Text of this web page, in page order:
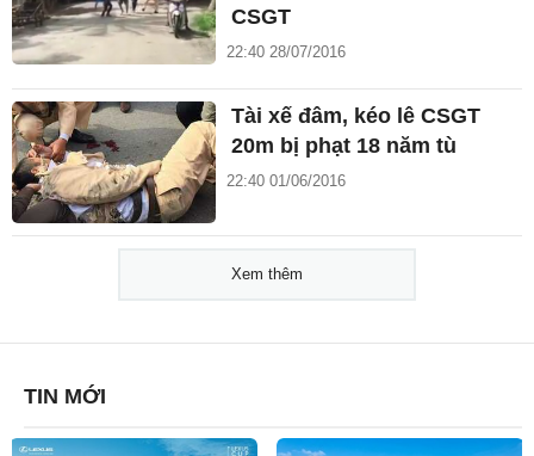
CSGT
22:40 28/07/2016
Tài xế đâm, kéo lê CSGT
20m bị phạt 18 năm tù
22:40 01/06/2016
Xem thêm
TIN MỚI